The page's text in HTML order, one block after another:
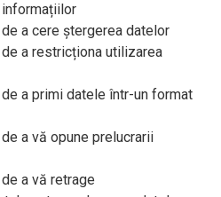
a cere ștergerea datelor
a restricționa utilizarea
a primi datele într-un format
a vă opune prelucrarii
a vă retrage